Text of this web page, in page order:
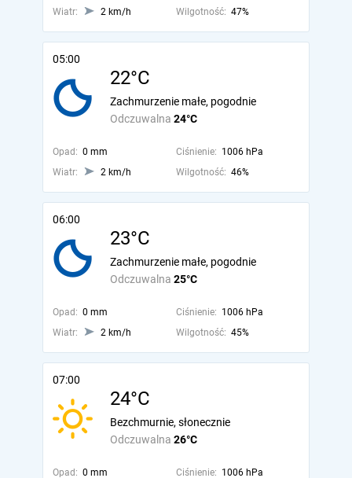
Wiatr:
2 km/h Wilgotność: 47%
05:00
22°C
Odczuwalna 24°C
Zachmurzenie małe, pogodnie
Opad: 0 mm Ciśnienie: 1006 hPa
Wiatr:
2 km/h Wilgotność: 46%
06:00
23°C
Odczuwalna 25°C
Zachmurzenie małe, pogodnie
Opad: 0 mm Ciśnienie: 1006 hPa
Wiatr:
2 km/h Wilgotność: 45%
07:00
24°C
Odczuwalna 26°C
Bezchmurnie, słonecznie
Opad: 0 mm Ciśnienie: 1006 hPa